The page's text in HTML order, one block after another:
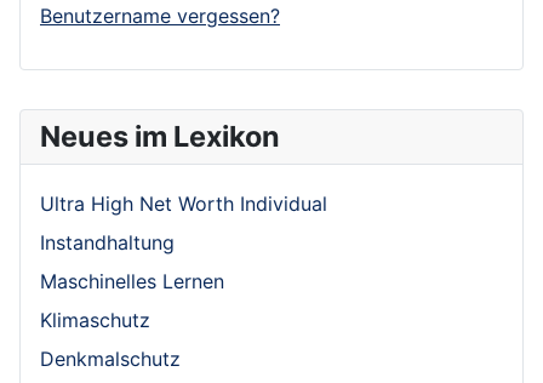
Neues im Lexikon
Ultra High Net Worth Individual
Instandhaltung
Maschinelles Lernen
Klimaschutz
Denkmalschutz
Benutzername vergessen?